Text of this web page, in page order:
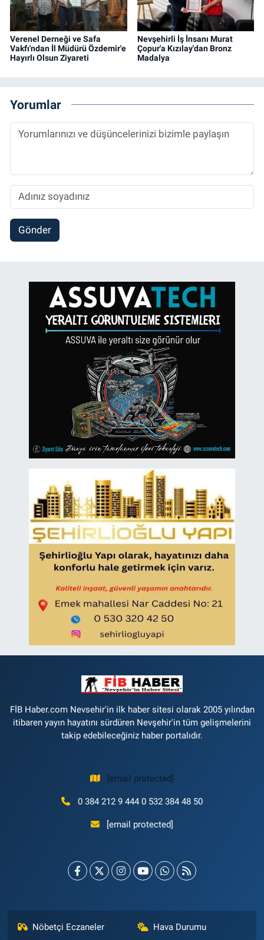
Verenel Derneği ve Safa
Vakfı'ndan İl Müdürü Özdemir'e
Hayırlı Olsun Ziyareti
Nevşehirli İş İnsanı Murat
Çopur'a Kızılay'dan Bronz
Madalya
Yorumlar
Gönder
FİB Haber.com Nevsehir'in ilk haber sitesi olarak 2005 yılından
itibaren yayın hayatını sürdüren Nevşehir'in tüm gelişmelerini
takip edebileceğiniz haber portalıdır.
[email protected]
0 384 212 9 444 0 532 384 48 50
[email protected]
Nöbetçi Eczaneler Hava Durumu